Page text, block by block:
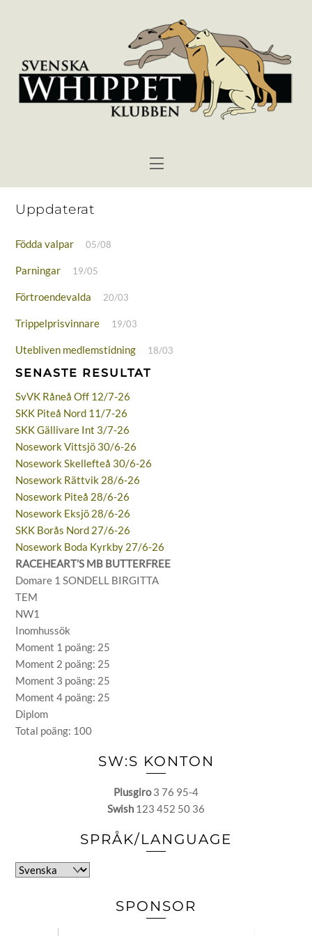
Menu
Uppdaterat
Födda valpar 05/08
Parningar 19/05
Förtroendevalda 20/03
Trippelprisvinnare 19/03
Utebliven medlemstidning 18/03
SENASTE RESULTAT
SvVK Råneå Off 12/7-26
SKK Piteå Nord 11/7-26
SKK Gällivare Int 3/7-26
Nosework Vittsjö 30/6-26
Nosework Skellefteå 30/6-26
Nosework Rättvik 28/6-26
Nosework Piteå 28/6-26
Nosework Eksjö 28/6-26
SKK Borås Nord 27/6-26
Nosework Boda Kyrkby 27/6-26
RACEHEART’S MB BUTTERFREE
Domare 1 SONDELL BIRGITTA
TEM
NW1
Inomhussök
Moment 1 poäng: 25
Moment 2 poäng: 25
Moment 3 poäng: 25
Moment 4 poäng: 25
Diplom
Total poäng: 100
SW:S KONTON
Plusgiro3 76 95-4
Swish 123 452 50 36
SPRÅK/LANGUAGE
Välj
SPONSOR